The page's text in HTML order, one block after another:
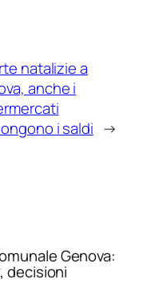
natalizie a
anche i
i saldi →
Genova:
decisioni